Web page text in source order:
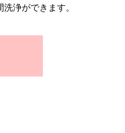
洗浄ができます。